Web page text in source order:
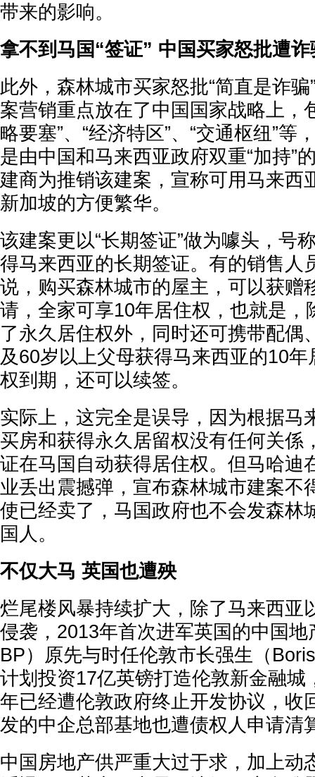
带来的影响。
拿不到马国“签证” 中国买家怒批遭诈
此外，森林城市买家怒批“简直是诈
案营销重点放在了中国国家战略上，
略要塞”、“经济特区”、“交通枢纽”等
是由中国和马来西亚政府双重“加持”
建商为推销该建案，宣称可用马来西
新加坡的方便繁华。
该建案更以“长期签证”做为噱头，号
得马来西亚的长期签证。有的销售人
说，购买森林城市的屋主，可以获赠
请，全家可享10年居住权，也就是，
了永久居住权外，同时还可携带配偶
及60岁以上父母获得马来西亚的10
权到期，还可以续签。
实际上，这完全是误导，因为根据马
买房和获得永久居留权没有任何关係
证在马国自动获得居住权。但马哈迪
业丢出震撼弹，宣布森林城市建案不
使已经卖了，马国政府也不会发森林
国人。
不仅大马 英国也遭殃
烂尾楼风暴持续扩大，除了马来西亚
侵袭，2013年首次进军英国的中国地
BP）原先与时任伦敦市长强生（
计划投资17亿英镑打造伦敦新金融城
年已经遭伦敦政府终止开发协议，收
发的中企总部基地也遭债权人申请清
中国房地产供严重大过于求，加上动